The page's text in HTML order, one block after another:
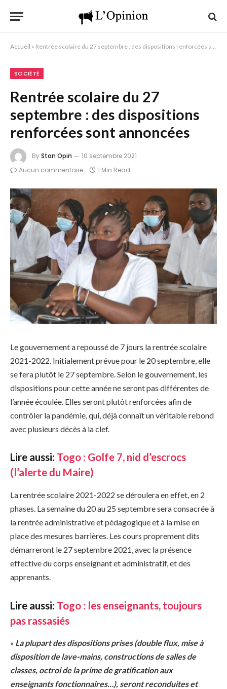
Accueil » Rentrée scolaire du 27 septembre : des dispositions renforcées sont annoncées
SOCIÉTÉ
Rentrée scolaire du 27
septembre : des dispositions
renforcées sont annoncées
ByStan Opin
10 septembre 2021
Aucun commentaire
1 Min Read
Le gouvernement a repoussé de 7 jours la rentrée scolaire
2021-2022. Initialement prévue pour le 20 septembre, elle
se fera plutôt le 27 septembre. Selon le gouvernement, les
dispositions pour cette année ne seront pas différentes de
l’année écoulée. Elles seront plutôt renforcées afin de
contrôler la pandémie, qui, déjà connaît un véritable rebond
avec plusieurs décès à la clef.
Lire aussi: Togo : Golfe 7, nid d’escrocs
(l’alerte du Maire)
La rentrée scolaire 2021-2022 se déroulera en effet, en 2
phases. La semaine du 20 au 25 septembre sera consacrée à
la rentrée administrative et pédagogique et à la mise en
place des mesures barrières. Les cours proprement dits
démarreront le 27 septembre 2021, avec la présence
effective du corps enseignant et administratif, et des
apprenants.
Lire aussi: Togo : les enseignants, toujours
pas rassasiés
« La plupart des dispositions prises (double flux, mise à
disposition de lave-mains, constructions de salles de
classes, octroi de la prime de gratification aux
enseignants fonctionnaires…), seront reconduites et